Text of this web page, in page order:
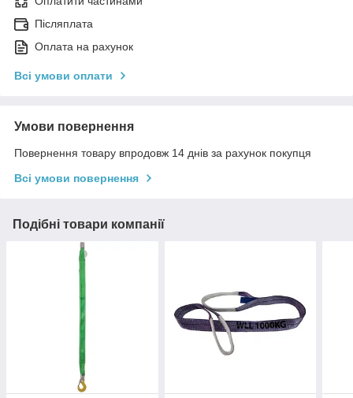
Післяплата
Оплата на рахунок
Всі умови оплати
Умови повернення
Повернення товару впродовж 14 днів за рахунок покупця
Всі умови повернення
Подібні товари компанії